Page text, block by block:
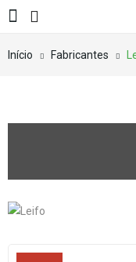
Início Fabricantes